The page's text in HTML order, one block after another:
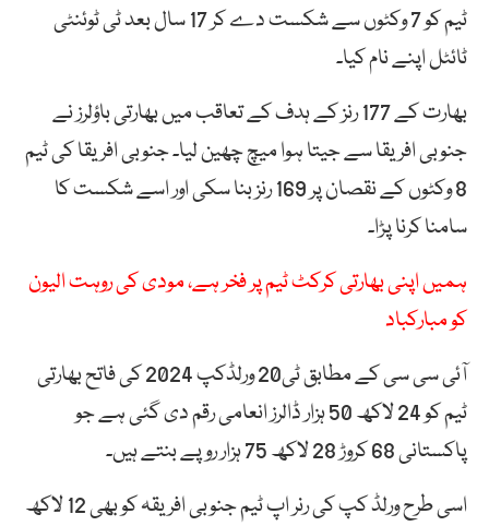
ٹیم کو 7 وکٹوں سے شکست دے کر 17 سال بعد ٹی ٹوئنٹی
ٹائٹل اپنے نام کیا۔
بھارت کے 177 رنز کے ہدف کے تعاقب میں بھارتی باؤلرز نے
جنوبی افریقا سے جیتا ہوا میچ چھین لیا۔ جنوبی افریقا کی ٹیم
8 وکٹوں کے نقصان پر 169 رنز بنا سکی اور اسے شکست کا
سامنا کرنا پڑا۔
ہمیں اپنی بھارتی کرکٹ ٹیم پر فخر ہے، مودی کی روہت الیون
کو مبارکباد
آئی سی سی کے مطابق ٹی20 ورلڈکپ 2024 کی فاتح بھارتی
ٹیم کو 24 لاکھ 50 ہزار ڈالرز انعامی رقم دی گئی ہے جو
پاکستانی 68 کروڑ 28 لاکھ 75 ہزار روپے بنتے ہیں۔
اسی طرح ورلڈ کپ کی رنر اپ ٹیم جنوبی افریقہ کو بھی 12 لاکھ